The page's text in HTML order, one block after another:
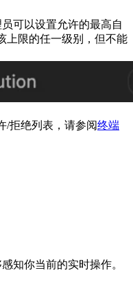
员可以设置允许的最高自
上限的任一级别，但不能
/拒绝列表，请参阅终端
知你当前的实时操作。